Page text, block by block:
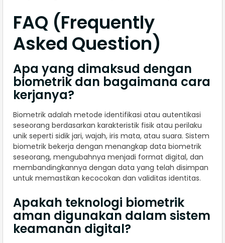
FAQ (Frequently
Asked Question)
Apa yang dimaksud dengan
biometrik dan bagaimana cara
kerjanya?
Biometrik adalah metode identifikasi atau autentikasi
seseorang berdasarkan karakteristik fisik atau perilaku
unik seperti sidik jari, wajah, iris mata, atau suara. Sistem
biometrik bekerja dengan menangkap data biometrik
seseorang, mengubahnya menjadi format digital, dan
membandingkannya dengan data yang telah disimpan
untuk memastikan kecocokan dan validitas identitas.
Apakah teknologi biometrik
aman digunakan dalam sistem
keamanan digital?